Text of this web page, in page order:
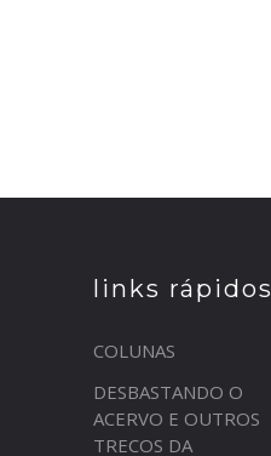
links rápidos
COLUNAS
DESBASTANDO O
ACERVO E OUTROS
TRECOS DA